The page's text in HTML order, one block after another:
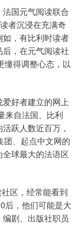
国元气阅读联合
者沉浸在充满奇
，有比利时读者
，在元气阅读社
懂得调整心态，以
好者建立的网上
来自法国、比利
跃人数近百万，
团、起点中文网的
球最大的法语区
区，经常能看到
后，他们可能是大
剧、出版社职员